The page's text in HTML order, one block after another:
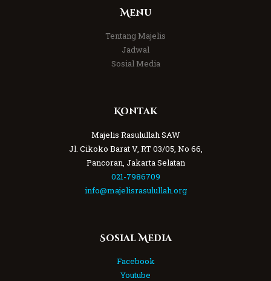
Menu
Tentang Majelis
Jadwal
Sosial Media
Kontak
Majelis Rasulullah SAW
Jl. Cikoko Barat V, RT 03/05, No 66,
Pancoran, Jakarta Selatan
021-7986709
info@majelisrasulullah.org
Sosial Media
Facebook
Youtube